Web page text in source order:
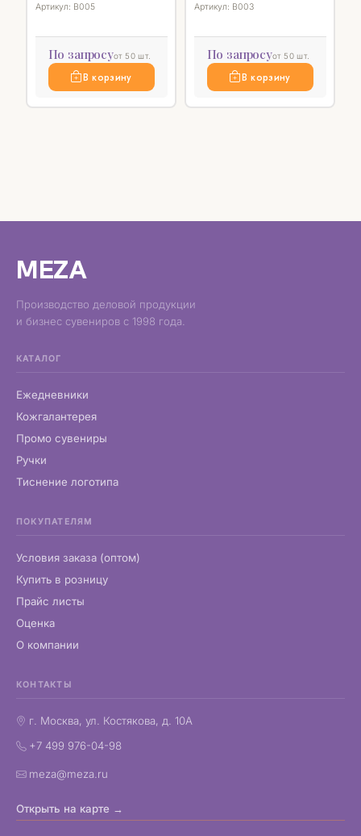
Артикул: B005
По запросуот 50 шт.
В корзину
Артикул: B003
По запросуот 50 шт.
В корзину
MEZA
Производство деловой продукции
и бизнес сувениров с 1998 года.
КАТАЛОГ
Ежедневники
Кожгалантерея
Промо сувениры
Ручки
Тиснение логотипа
ПОКУПАТЕЛЯМ
Условия заказа (оптом)
Купить в розницу
Прайс листы
Оценка
О компании
КОНТАКТЫ
г. Москва, ул. Костякова, д. 10А
+7 499 976-04-98
meza@meza.ru
Открыть на карте →